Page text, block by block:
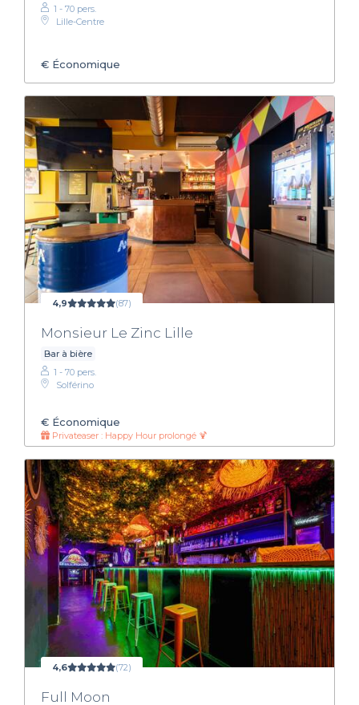
1 - 70 pers.
Lille-Centre
€ Économique
4,9 (87)
Monsieur Le Zinc Lille
Bar à bière
1 - 70 pers.
Solférino
€ Économique
Privateaser : Happy Hour prolongé 🍹
4,6 (72)
Full Moon